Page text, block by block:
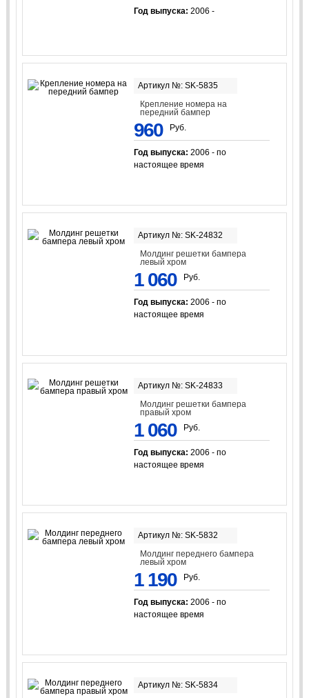
Год выпуска: 2006 -
Артикул №: SK-5835
Крепление номера на
передний бампер
960 Руб.
Год выпуска: 2006 - по
настоящее время
Артикул №: SK-24832
Молдинг решетки бампера
левый хром
1 060 Руб.
Год выпуска: 2006 - по
настоящее время
Артикул №: SK-24833
Молдинг решетки бампера
правый хром
1 060 Руб.
Год выпуска: 2006 - по
настоящее время
Артикул №: SK-5832
Молдинг переднего бампера
левый хром
1 190 Руб.
Год выпуска: 2006 - по
настоящее время
Артикул №: SK-5834